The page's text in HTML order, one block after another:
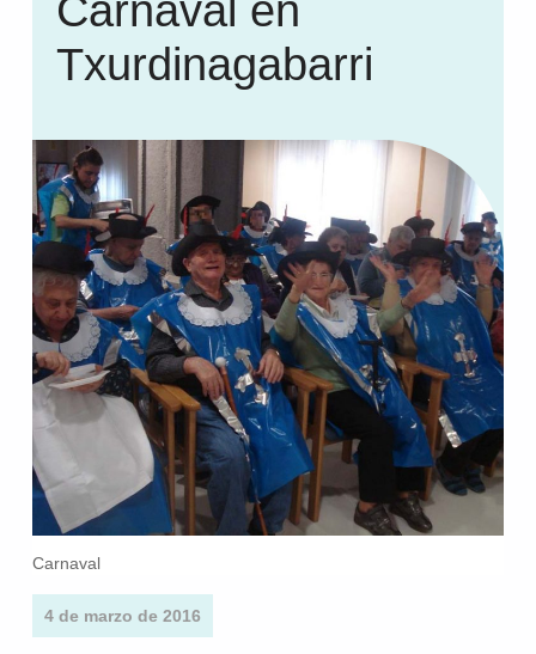
Carnaval en
Txurdinagabarri
Carnaval
4 de marzo de 2016